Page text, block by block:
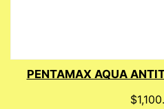
PENTAMAX AQUA
$